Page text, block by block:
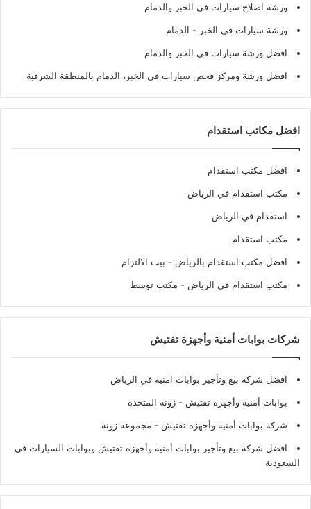
ورشة اصلاح سيارات في الخبر والدمام
ورشة سيارات في الخبر - الدمام
افضل ورشة سيارات في الخبر والدمام
افضل ورشة ومركز فحص سيارات في الخبر، الدمام بالمنطقة الشرقية
افضل مكاتب استقدام
افضل مكتب استقدام
مكتب استقدام في الرياض
استقدام في الرياض
مكتب استقدام
افضل مكتب استقدام بالرياض - بيت الالتزام
مكتب استقدام في الرياض - مكتب توسط
شركات بوابات أمنية وأجهزة تفتيش
افضل شركة بيع وتأجير بوابات امنية في الرياض
بوابات أمنية وأجهزة تفتيش - زونة المتحدة
شركة بوابات أمنية وأجهزة تفتيش - مجموعة زونة
افضل شركة بيع وتأجير بوابات أمنية وأجهزة تفتيش وبوابات السيارات في
السعودية